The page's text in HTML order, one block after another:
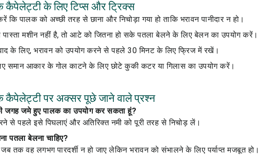
कैपेलेट्टी के लिए टिप्स और ट्रिक्स
कि पालक को अच्छी तरह से छाना और निचोड़ा गया हो ताकि भरावन पानीदार न हो।
मशीन नहीं है, तो आटे को जितना हो सके पतला बेलने के लिए बेलन का उपयोग करें।
के लिए, भरावन को उपयोग करने से पहले 30 मिनट के लिए फ्रिज में रखें।
समान आकार के गोल काटने के लिए छोटे कुकी कटर या गिलास का उपयोग करें।
कैपेलेट्टी पर अक्सर पूछे जाने वाले प्रश्न
जगह जमे हुए पालक का उपयोग कर सकता हूं?
से पहले इसे पिघलाएं और अतिरिक्त नमी को पूरी तरह से निचोड़ लें।
पतला बेलना चाहिए?
तक वह लगभग पारदर्शी न हो जाए लेकिन भरावन को संभालने के लिए पर्याप्त मजबूत हो।